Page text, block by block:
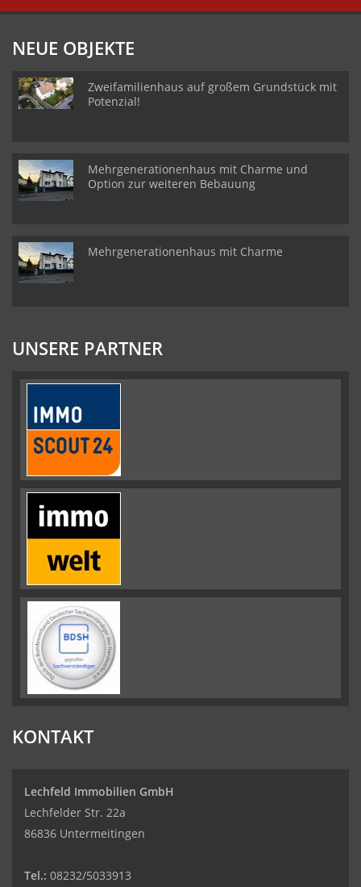
NEUE OBJEKTE
Zweifamilienhaus auf großem Grundstück mit
Potenzial!
Mehrgenerationenhaus mit Charme und
Option zur weiteren Bebauung
Mehrgenerationenhaus mit Charme
UNSERE PARTNER
KONTAKT
Lechfeld Immobilien GmbH
Lechfelder Str. 22a
86836 Untermeitingen
Tel.: 08232/5033913